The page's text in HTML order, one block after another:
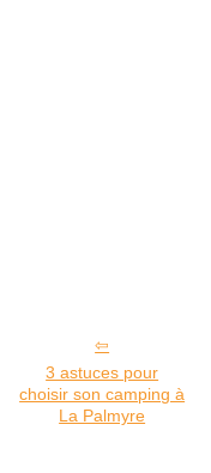
3 astuces pour
choisir son camping à
La Palmyre